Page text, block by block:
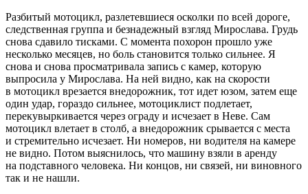
Разбитый мотоцикл, разлетевшиеся осколки по всей дороге,
следственная группа и безнадежный взгляд Мирослава. Грудь
снова сдавило тисками. С момента похорон прошло уже
несколько месяцев, но боль становится только сильнее. Я
снова и снова просматривала запись с камер, которую
выпросила у Мирослава. На ней видно, как на скорости
в мотоцикл врезается внедорожник, тот идет юзом, затем еще
один удар, гораздо сильнее, мотоциклист подлетает,
перекувыркивается через ограду и исчезает в Неве. Сам
мотоцикл влетает в столб, а внедорожник срывается с места
и стремительно исчезает. Ни номеров, ни водителя на камере
не видно. Потом выяснилось, что машину взяли в аренду
на подставного человека. Ни концов, ни связей, ни виновного
так и не нашли.